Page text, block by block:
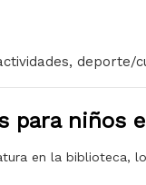
, deporte/
para niños
en la biblioteca,